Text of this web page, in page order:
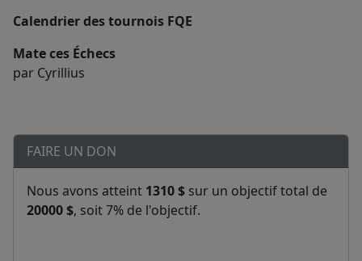
Calendrier des tournois FQE
Mate ces Échecs
par Cyrillius
FAIRE UN DON
Nous avons atteint 1310 $ sur un objectif total de
20000 $, soit 7% de l'objectif.